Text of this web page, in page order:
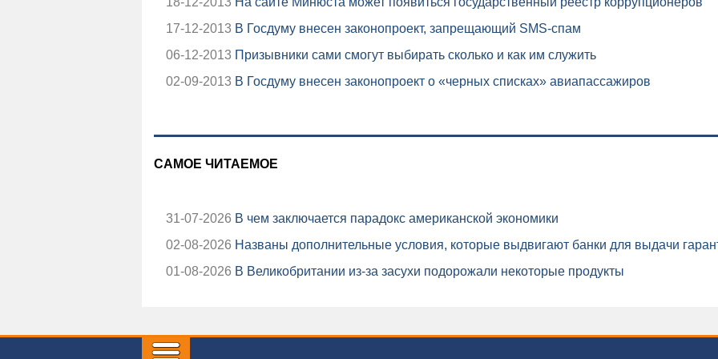
17-12-2013 В Госдуму внесен законопроект, запрещающий SMS-спам
06-12-2013 Призывники сами смогут выбирать сколько и как им служить
02-09-2013 В Госдуму внесен законопроект о «черных списках» авиапассажиров
САМОЕ ЧИТАЕМОЕ
31-07-2026 В чем заключается парадокс американской экономики
02-08-2026 Названы дополнительные условия, которые выдвигают банки для выдачи
01-08-2026 В Великобритании из-за засухи подорожали некоторые продукты